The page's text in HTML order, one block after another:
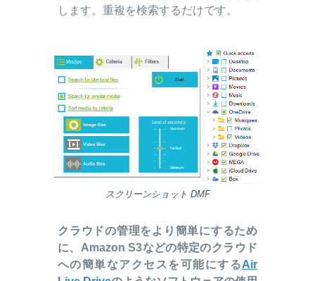
します。重複を検索するだけです。
スクリーンショット DMF
クラウドの管理をより簡単にするため
に、Amazon S3などの特定のクラウド
への簡単なアクセスを可能にするAir